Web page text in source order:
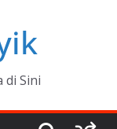
di Sini